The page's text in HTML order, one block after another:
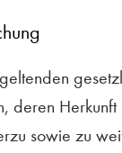
deren
sowie zu